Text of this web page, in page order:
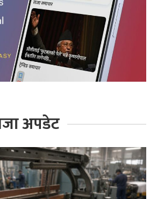
अपडेट